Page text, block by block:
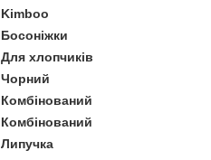
Kimboo
Босоніжки
Для хлопчиків
Чорний
Комбінований
Комбінований
Липучка